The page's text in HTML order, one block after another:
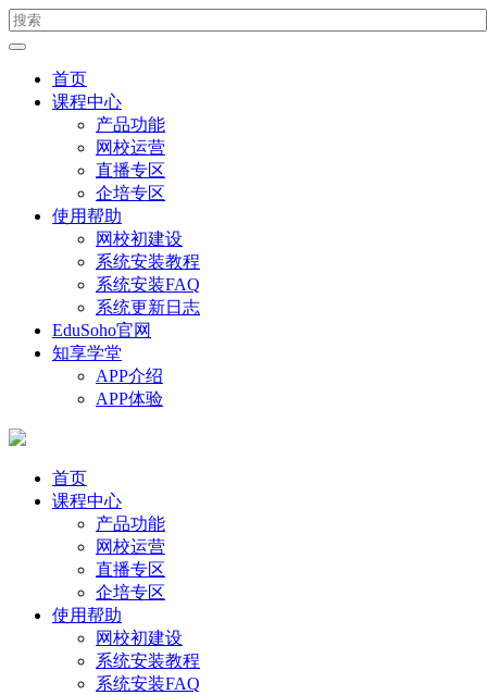
首页
课程中心
产品功能
网校运营
直播专区
企培专区
使用帮助
网校初建设
系统安装教程
系统安装FAQ
系统更新日志
EduSoho官网
知享学堂
APP介绍
APP体验
首页
课程中心
产品功能
网校运营
直播专区
企培专区
使用帮助
网校初建设
系统安装教程
系统安装FAQ